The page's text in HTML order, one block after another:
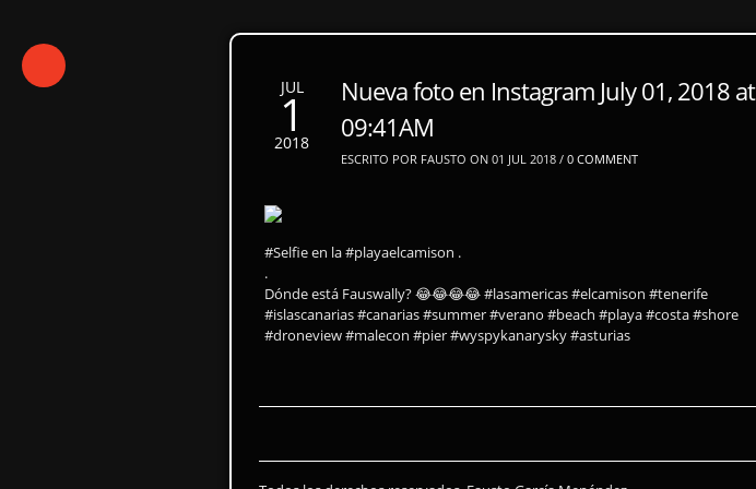
JUL
1
2018
Nueva foto en Instagram July 01, 2018 at
09:41AM
ESCRITO POR FAUSTO ON 01 JUL 2018 / 0 COMMENT
#Selfie en la #playaelcamison .
.
Dónde está Fauswally? 😂😂😂😂 #lasamericas #elcamison #tenerife
#islascanarias #canarias #summer #verano #beach #playa #costa #shore
#droneview #malecon #pier #wyspykanarysky #asturias